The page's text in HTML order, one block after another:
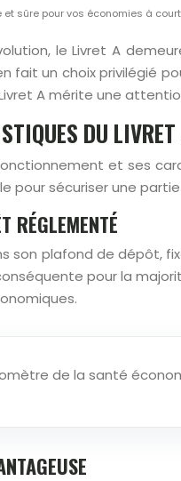
et sûre pour vos économies à
le Livret A
fait un choix privilégié
A mérite une
DU
et ses
pour sécuriser une
RÉGLEMENTÉ
son plafond de
pour la
de la santé